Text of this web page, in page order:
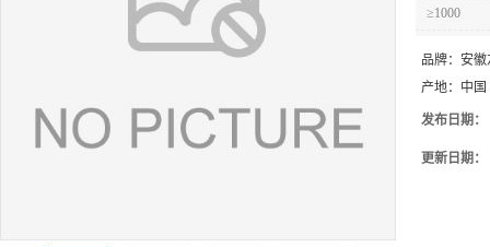
≥1000
品牌： 安徽
产地： 中国
发布日期：
更新日期：